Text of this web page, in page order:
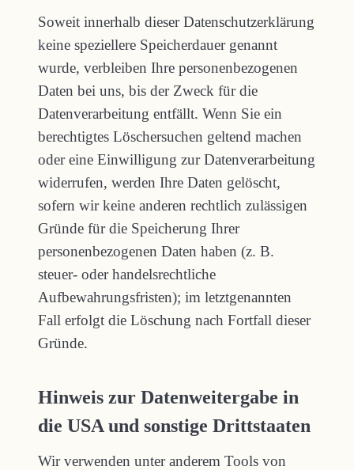
Soweit innerhalb dieser Datenschutzerklärung
keine speziellere Speicherdauer genannt
wurde, verbleiben Ihre personenbezogenen
Daten bei uns, bis der Zweck für die
Datenverarbeitung entfällt. Wenn Sie ein
berechtigtes Löschersuchen geltend machen
oder eine Einwilligung zur Datenverarbeitung
widerrufen, werden Ihre Daten gelöscht,
sofern wir keine anderen rechtlich zulässigen
Gründe für die Speicherung Ihrer
personenbezogenen Daten haben (z. B.
steuer- oder handelsrechtliche
Aufbewahrungsfristen); im letztgenannten
Fall erfolgt die Löschung nach Fortfall dieser
Gründe.
Hinweis zur Datenweitergabe in
die USA und sonstige Drittstaaten
Wir verwenden unter anderem Tools von